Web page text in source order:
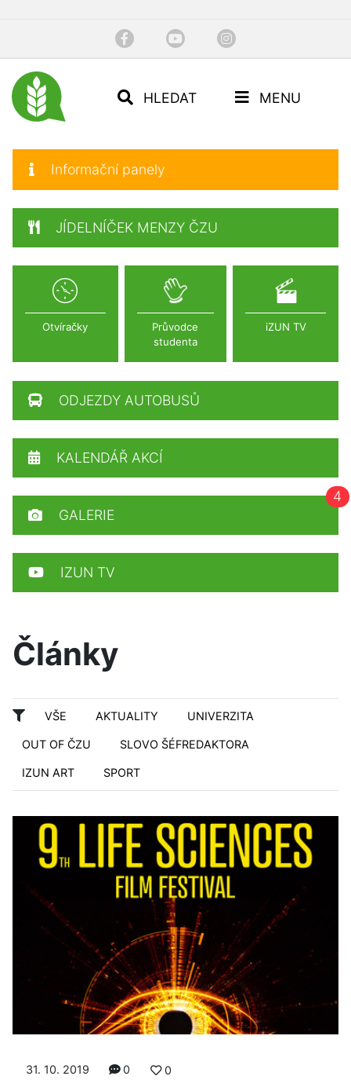
HLEDAT MENU
Články
VŠE AKTUALITY UNIVERZITA
OUT OF ČZU SLOVO ŠÉFREDAKTORA
IZUN ART SPORT
31. 10. 2019 0 0
Informační panely
JÍDELNÍČEK MENZY ČZU
Otvíračky
Průvodce
studenta
iZUN TV
ODJEZDY AUTOBUSŮ
KALENDÁŘ AKCÍ
GALERIE
4
IZUN TV